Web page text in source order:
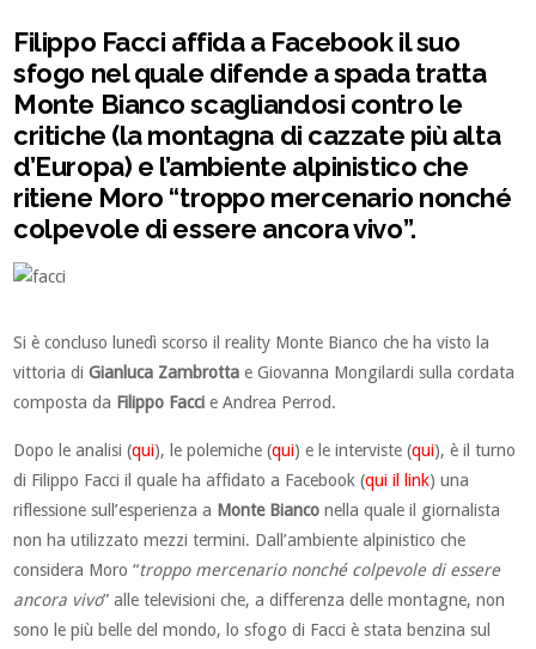
Filippo Facci affida a Facebook il suo
sfogo nel quale difende a spada tratta
Monte Bianco scagliandosi contro le
critiche (la montagna di cazzate più alta
d’Europa) e l’ambiente alpinistico che
ritiene Moro “troppo mercenario nonché
colpevole di essere ancora vivo”.
Si è concluso lunedì scorso il reality Monte Bianco che ha visto la
vittoria diGianluca Zambrotta e Giovanna Mongilardi sulla cordata
composta da Filippo Facci e Andrea Perrod.
Dopo le analisi (qui), le polemiche (qui) e le interviste (qui), è il turno
di Filippo Facci il quale ha affidato a Facebook (qui il link) una
riflessione sull’esperienza a Monte Bianco nella quale il giornalista
non ha utilizzato mezzi termini. Dall’ambiente alpinistico che
considera Moro “troppo mercenario nonché colpevole di essere
ancora vivo” alle televisioni che, a differenza delle montagne, non
sono le più belle del mondo, lo sfogo di Facci è stata benzina sul